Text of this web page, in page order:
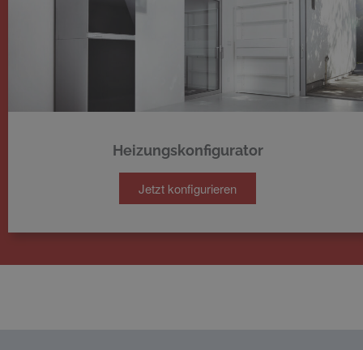
Heizungskonfigurator
Jetzt konfigurieren